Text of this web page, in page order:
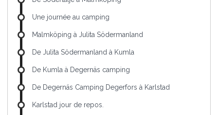
Une journée au camping
Malmköping à Julita Södermanland
De Julita Södermanland à Kumla
De Kumla à Degernäs camping
De Degernäs Camping Degerfors à Karlstad
Karlstad jour de repos.